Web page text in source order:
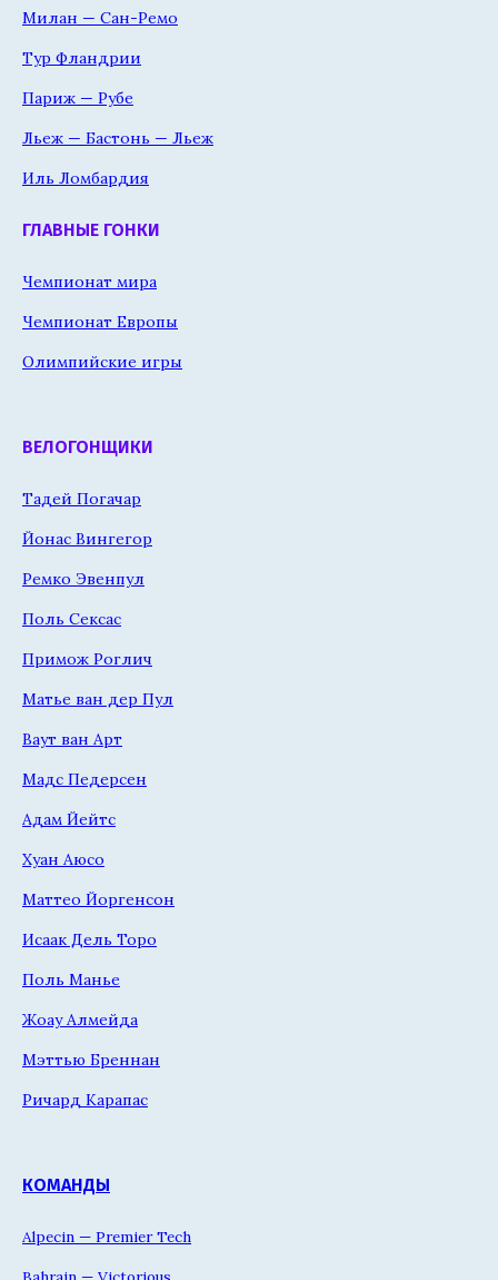
Милан — Сан-Ремо
Тур Фландрии
Париж — Рубе
Льеж — Бастонь — Льеж
Иль Ломбардия
ГЛАВНЫЕ ГОНКИ
Чемпионат мира
Чемпионат Европы
Олимпийские игры
ВЕЛОГОНЩИКИ
Тадей Погачар
Йонас Вингегор
Ремко Эвенпул
Поль Сексас
Примож Роглич
Матье ван дер Пул
Ваут ван Арт
Мадс Педерсен
Адам Йейтс
Хуан Аюсо
Маттео Йоргенсон
Исаак Дель Торо
Поль Манье
Жоау Алмейда
Мэттью Бреннан
Ричард Карапас
КОМАНДЫ
Alpecin — Premier Tech